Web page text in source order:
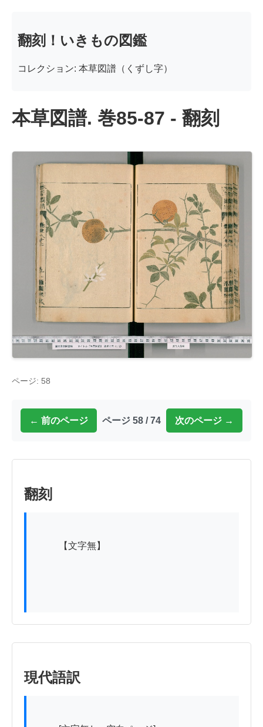
翻刻！いきもの図鑑
コレクション: 本草図譜（くずし字）
本草図譜. 巻85-87 - 翻刻
ページ: 58
← 前のページ ページ 58 / 74 次のページ →
翻刻
現代語訳